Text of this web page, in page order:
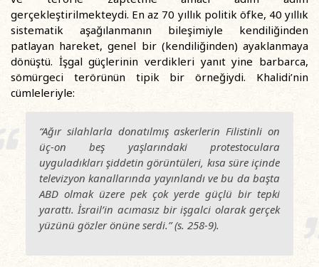
gerçekleştirilmekteydi. En az 70 yıllık politik öfke, 40 yıllık
sistematik aşağılanmanın bileşimiyle kendiliğinden
patlayan hareket, genel bir (kendiliğinden) ayaklanmaya
dönüştü. İşgal güçlerinin verdikleri yanıt yine barbarca,
sömürgeci terörünün tipik bir örneğiydi. Khalidi’nin
cümleleriyle:
“Ağır silahlarla donatılmış askerlerin Filistinli on
üç-on beş yaşlarındaki protestoculara
uyguladıkları şiddetin görüntüleri, kısa süre içinde
televizyon kanallarında yayınlandı ve bu da başta
ABD olmak üzere pek çok yerde güçlü bir tepki
yarattı. İsrail’in acımasız bir işgalci olarak gerçek
yüzünü gözler önüne serdi.” (s. 258-9).